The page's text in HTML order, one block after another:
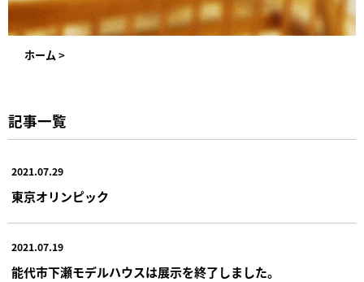
ホーム >
記事一覧
2021.07.29
東京オリンピック
2021.07.19
能代市下瀬モデルハウスは展示を終了しました。